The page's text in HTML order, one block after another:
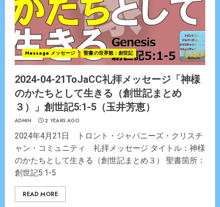
Message メッセージ 聖書の世界観：創世記
2024-04-21ToJaCC礼拝メッセージ「神様
のかたちとして生きる（創世記まとめ
３）」創世記5:1-5（玉井芳恵）
ADMIN 2 YEARS AGO
2024年4月21日 トロント・ジャパニーズ・クリスチ
ャン・コミュニティ 礼拝メッセージ タイトル：神様
のかたちとして生きる（創世記まとめ３） 聖書箇所：
創世記5:1-5
READ MORE